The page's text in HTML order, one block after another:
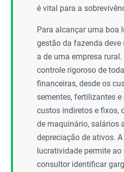
é vital para a
Para alcançar uma boa
gestão da fazenda
a de uma empresa
controle rigoroso de
financeiras, desde os
sementes, fertilizantes
custos indiretos e fixos,
de maquinário, salários
depreciação de ativos.
lucratividade permite ao
consultor identificar